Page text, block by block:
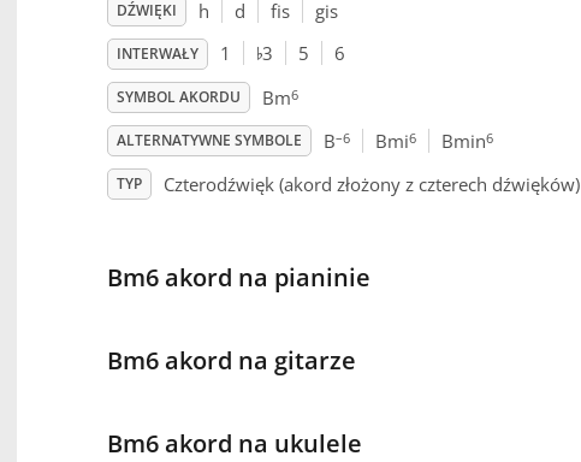
DŹWIĘKI h d fis gis
INTERWAŁY 1 ♭3 5 6
SYMBOL AKORDU Bm6
ALTERNATYWNE SYMBOLE B–6 Bmi6 Bmin6
TYP Czterodźwięk (akord złożony z czterech dźwięków)
Bm6 akord na pianinie
Bm6 akord na gitarze
Bm6 akord na ukulele